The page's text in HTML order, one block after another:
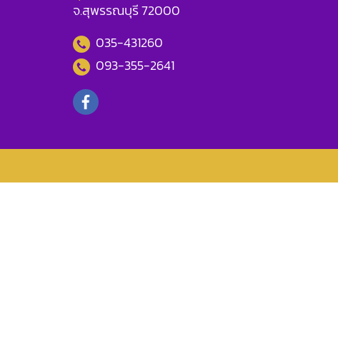
จ.สุพรรณบุรี 72000
035-431260
093-355-2641